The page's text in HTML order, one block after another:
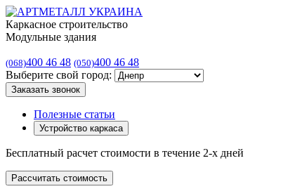
Каркасное строительство
Модульные здания
(068)400 46 48 (050)400 46 48
Выберите свой город:
Заказать звонок
Полезные статьи
Устройство каркаса
Бесплатный расчет стоимости в течение 2-х дней
Рассчитать стоимость